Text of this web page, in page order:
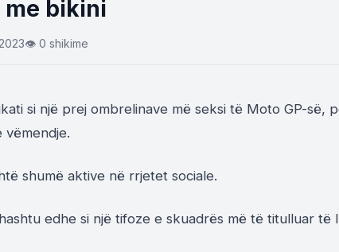
me bikini
👁 0 shikime
si një prej ombrelinave më seksi të Moto GP-së,
shumë aktive në rrjetet sociale.
edhe si një tifoze e skuadrës më të titulluar të